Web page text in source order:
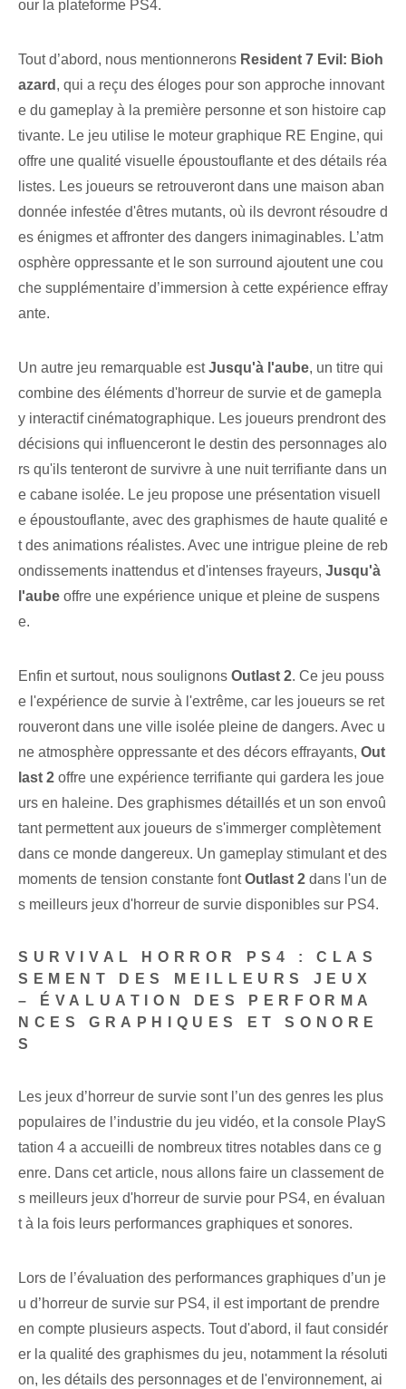
our la plateforme PS4.
Tout d’abord, nous mentionnerons Resident 7 Evil: Bioh
azard , qui a reçu des éloges pour son approche innovant
e du gameplay à la première personne et son histoire cap
tivante. Le jeu utilise le moteur graphique RE Engine, qui
offre une qualité visuelle époustouflante et des détails réa
listes. Les joueurs se retrouveront dans une maison aban
donnée infestée d'êtres mutants, où ils devront résoudre d
es énigmes et affronter des dangers inimaginables. L’atm
osphère oppressante et le son surround ajoutent une cou
che supplémentaire d’immersion à cette expérience effray
ante.
Un autre jeu remarquable estJusqu'à l'aube, un titre qui
combine des éléments d'horreur de survie et de gamepla
y interactif cinématographique. Les joueurs prendront des
décisions qui influenceront le destin des personnages alo
rs qu'ils tenteront de survivre à une nuit terrifiante dans un
e cabane isolée. Le jeu propose une présentation visuell
e époustouflante, avec des graphismes de haute qualité e
t des animations réalistes. Avec une intrigue pleine de reb
ondissements inattendus et d'intenses frayeurs, Jusqu'à
l'aube offre une expérience unique et pleine de suspens
e.
Enfin et surtout, nous soulignons Outlast 2. Ce jeu pouss
e l'expérience de survie à l'extrême, car les joueurs se ret
rouveront dans une ville isolée pleine de dangers. Avec u
ne atmosphère oppressante et des décors effrayants, Out
last 2 offre une expérience terrifiante qui gardera les joue
urs en haleine. Des graphismes détaillés et un son envoû
tant permettent aux joueurs de s'immerger complètement
dans ce monde dangereux. Un gameplay stimulant et des
moments de tension constante fontOutlast 2 dans l'un de
s meilleurs jeux d'horreur de survie disponibles sur PS4.
SURVIVAL HORROR PS4 : CLAS
SEMENT DES MEILLEURS JEUX
– ÉVALUATION DES PERFORMA
NCES GRAPHIQUES ET SONORE
S
Les jeux d’horreur de survie sont l’un des genres les plus
populaires de l’industrie du jeu vidéo, et la console PlayS
tation 4 a accueilli de nombreux titres notables dans ce g
enre. Dans cet article, nous allons faire un classement de
s meilleurs jeux d'horreur de survie pour PS4, en évaluan
t à la fois leurs performances graphiques et sonores.
Lors de l’évaluation des performances graphiques d’un je
u d’horreur de survie sur PS4, il est important de prendre
en compte plusieurs aspects. Tout d'abord, il faut considér
er la qualité des graphismes du jeu, notamment la résoluti
on, les détails des personnages et de l'environnement, ai